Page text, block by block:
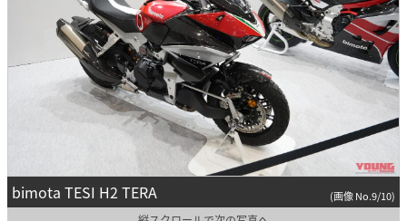
bimota TESI H2 TERA (画像 No.9/10)